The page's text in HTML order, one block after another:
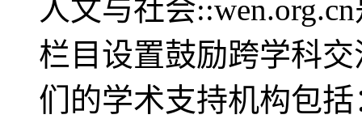
人文与社会
栏目设置鼓励跨学科
们的学术支持机构包